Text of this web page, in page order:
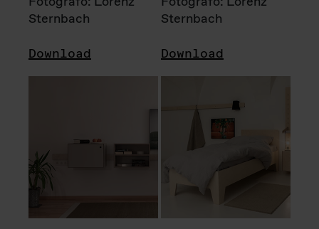
Sternbach
Download
Sternbach
Download